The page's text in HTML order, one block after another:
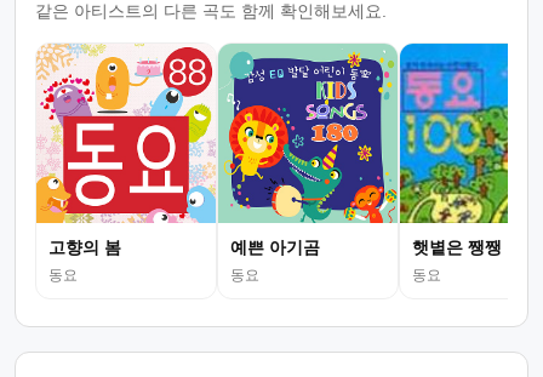
같은 아티스트의 다른 곡도 함께 확인해보세요.
고향의 봄
동요
예쁜 아기곰
동요
햇볕은 쨍쨍
동요